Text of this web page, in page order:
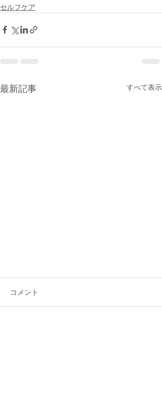
セルフケア
最新記事 すべて表示
多裂筋
コメント